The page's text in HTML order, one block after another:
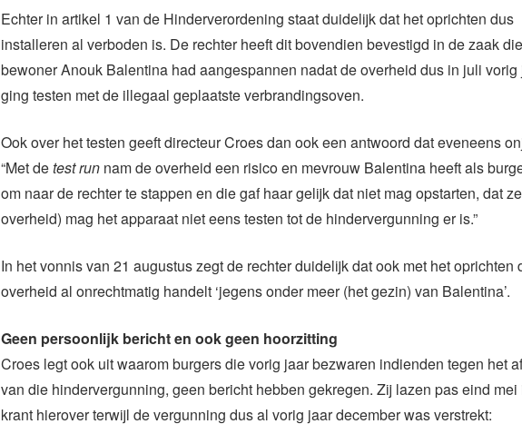
Echter in artikel 1 van de Hinderverordening staat duidelijk dat het oprichten dus
installeren al verboden is. De rechter heeft dit bovendien bevestigd in de zaak die
bewoner Anouk Balentina had aangespannen nadat de overheid dus in juli vorig
ging testen met de illegaal geplaatste verbrandingsoven.
Ook over het testen geeft directeur Croes dan ook een antwoord dat eveneens
“Met detest run nam de overheid een risico en mevrouw Balentina heeft als
om naar de rechter te stappen en die gaf haar gelijk dat niet mag opstarten, dat
overheid) mag het apparaat niet eens testen tot de hindervergunning er is.”
In het vonnis van 21 augustus zegt de rechter duidelijk dat ook met het oprichten
overheid al onrechtmatig handelt ‘jegens onder meer (het gezin) van Balentina’.
Geen persoonlijk bericht en ook geen hoorzitting
Croes legt ook uit waarom burgers die vorig jaar bezwaren indienden tegen het
van die hindervergunning, geen bericht hebben gekregen. Zij lazen pas eind mei
krant hierover terwijl de vergunning dus al vorig jaar december was verstrekt: